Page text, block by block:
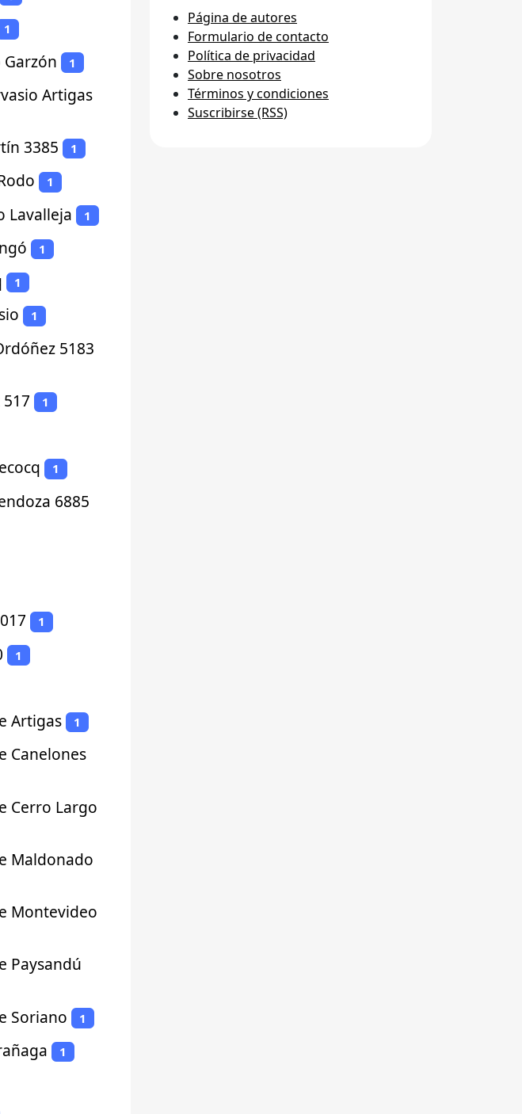
1
Garzón 1
Artigas
3385 1
1
Lavalleja 1
1
1
1
5183
517 1
1
6885
1
1
Artigas 1
Canelones
Cerro Largo
Maldonado
Montevideo
Paysandú
Soriano 1
1
Página de autores
Formulario de contacto
Política de privacidad
Sobre nosotros
Términos y condiciones
Suscribirse (RSS)